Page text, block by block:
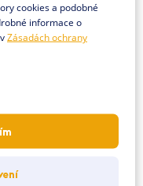
u dětí?
téměř denně se
psychická pohoda a cvičení.
imunitního systému a
cookies a podobné
informace o
Zásadách ochrany